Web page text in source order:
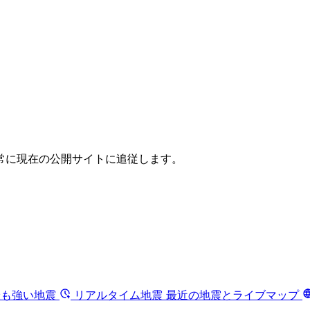
現在の公開サイトに追従します。
強い地震 リアルタイム地震 最近の地震とライブマップ